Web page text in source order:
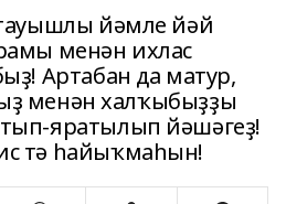
йәмле йәй
менән ихлас
Артабан да матур,
менән халҡыбыҙҙы
яратылып йәшәгеҙ!
тә һайыҡмаһын!